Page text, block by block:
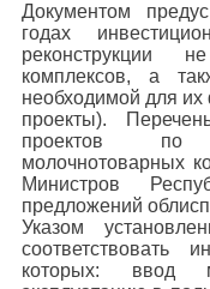
Документом
годах
реконструкции
комплексов, а
необходимой для
проекты).
проектов по
молочнотоварных
Министров
предложений
Указом
соответствовать
которых: ввод